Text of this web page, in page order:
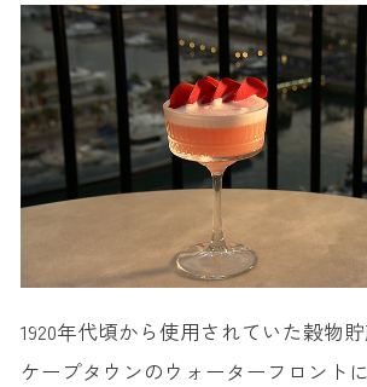
1920年代頃から使用されていた穀物貯
ケープタウンのウォーターフロント